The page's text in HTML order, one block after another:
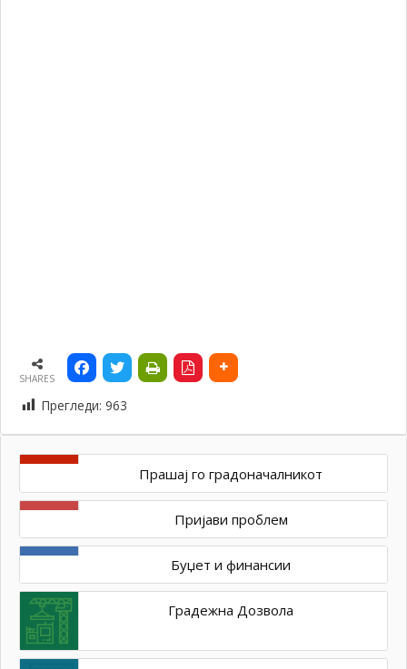
SHARES
Прегледи: 963
Прашај го градоначалникот
Пријави проблем
Буџет и финансии
Градежна Дозвола